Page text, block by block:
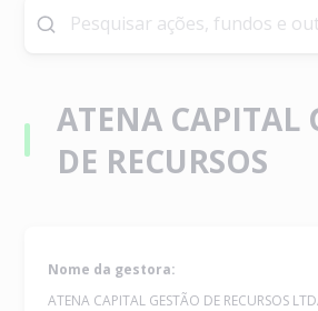
ATENA CAPITAL
DE RECURSOS
Nome da gestora:
ATENA CAPITAL GESTÃO DE RECURSOS